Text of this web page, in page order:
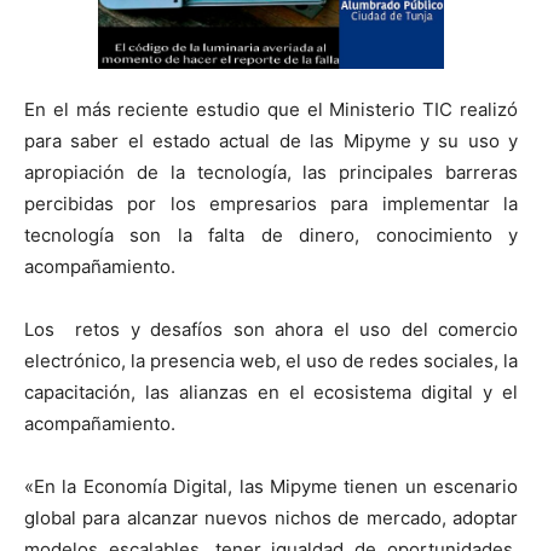
En el más reciente estudio que el Ministerio TIC realizó
para saber el estado actual de las Mipyme y su uso y
apropiación de la tecnología, las principales barreras
percibidas por los empresarios para implementar la
tecnología son la falta de dinero, conocimiento y
acompañamiento.
Los retos y desafíos son ahora el uso del comercio
electrónico, la presencia web, el uso de redes sociales, la
capacitación, las alianzas en el ecosistema digital y el
acompañamiento.
«En la Economía Digital, las Mipyme tienen un escenario
global para alcanzar nuevos nichos de mercado, adoptar